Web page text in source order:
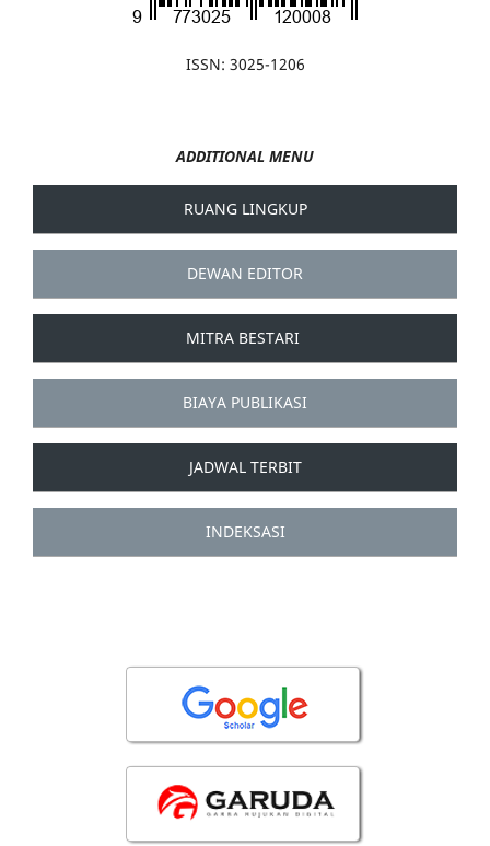
ISSN: 3025-1206
ADDITIONAL MENU
RUANG LINGKUP
DEWAN EDITOR
MITRA BESTARI
BIAYA PUBLIKASI
JADWAL TERBIT
INDEKSASI